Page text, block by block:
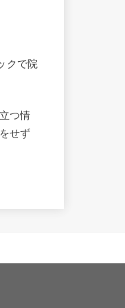
クで院
つ情
せず